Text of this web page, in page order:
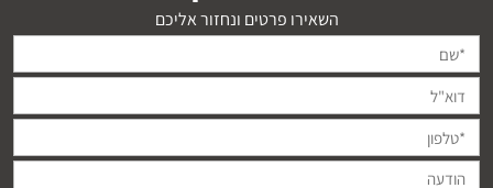
השאירו פרטים ונחזור אליכם